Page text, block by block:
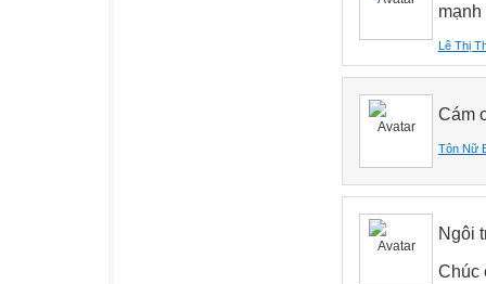
Lê Thị
Cám
Tôn Nữ
Ngôi
Chúc